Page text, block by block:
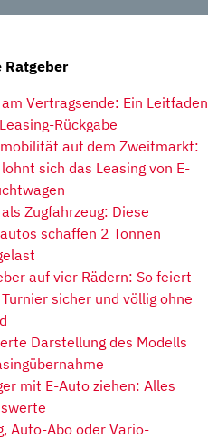
Ratgeber
Vertragsende: Ein Leitfaden
Rückgabe
auf dem Zweitmarkt:
sich das Leasing von E-
Zugfahrzeug: Diese
schaffen 2 Tonnen
auf vier Rädern: So feiert
sicher und völlig ohne
Darstellung des Modells
mit E-Auto ziehen: Alles
Auto-Abo oder Vario-